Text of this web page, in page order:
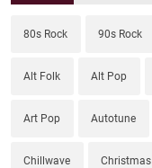
80s Rock 90s Rock
Alt Folk Alt Pop
Art Pop Autotune
Chillwave Christmas